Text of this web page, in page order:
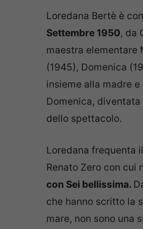
Loredana Bertè è
Settembre 1950, da
maestra elementare
(1945), Domenica
insieme alla madre
Domenica,
dello spettacolo.
Loredana frequenta
Renato Zero con cui
con Sei bellissima.
che hanno scritto la
mare, non sono una